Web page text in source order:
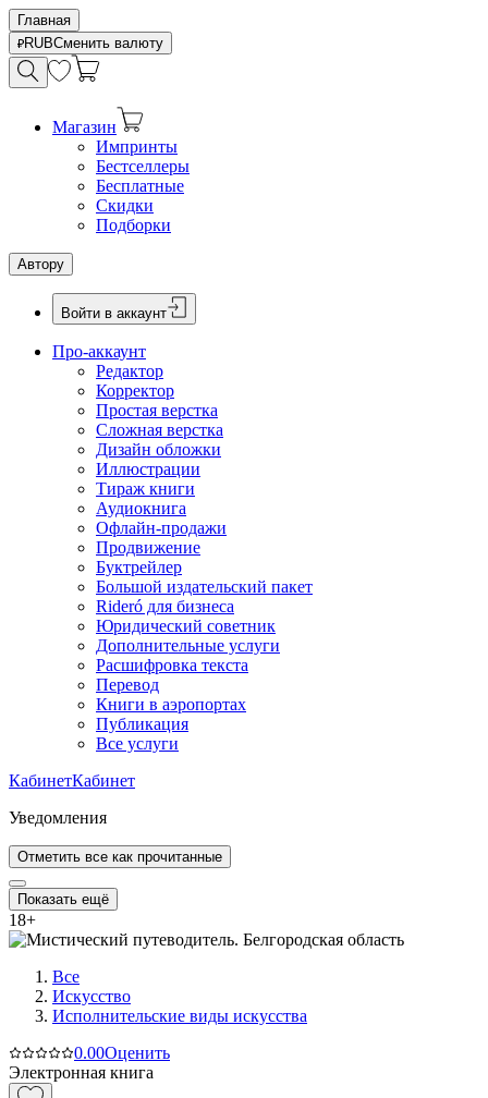
Главная
RUBСменить валюту
Магазин
Импринты
Бестселлеры
Бесплатные
Скидки
Подборки
Автору
Войти в аккаунт
Про-аккаунт
Редактор
Корректор
Простая верстка
Сложная верстка
Дизайн обложки
Иллюстрации
Тираж книги
Аудиокнига
Офлайн-продажи
Продвижение
Буктрейлер
Большой издательский пакет
Rideró для бизнеса
Юридический советник
Дополнительные услуги
Расшифровка текста
Перевод
Книги в аэропортах
Публикация
Все услуги
КабинетКабинет
Уведомления
Отметить все как прочитанные
Показать ещё
18+
Все
Искусство
Исполнительские виды искусства
0.00Оценить
Электронная книга